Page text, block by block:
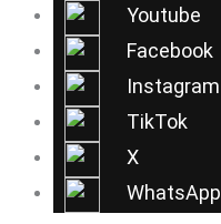
Youtube
Facebook
Instagram
TikTok
X
WhatsApp
contenido